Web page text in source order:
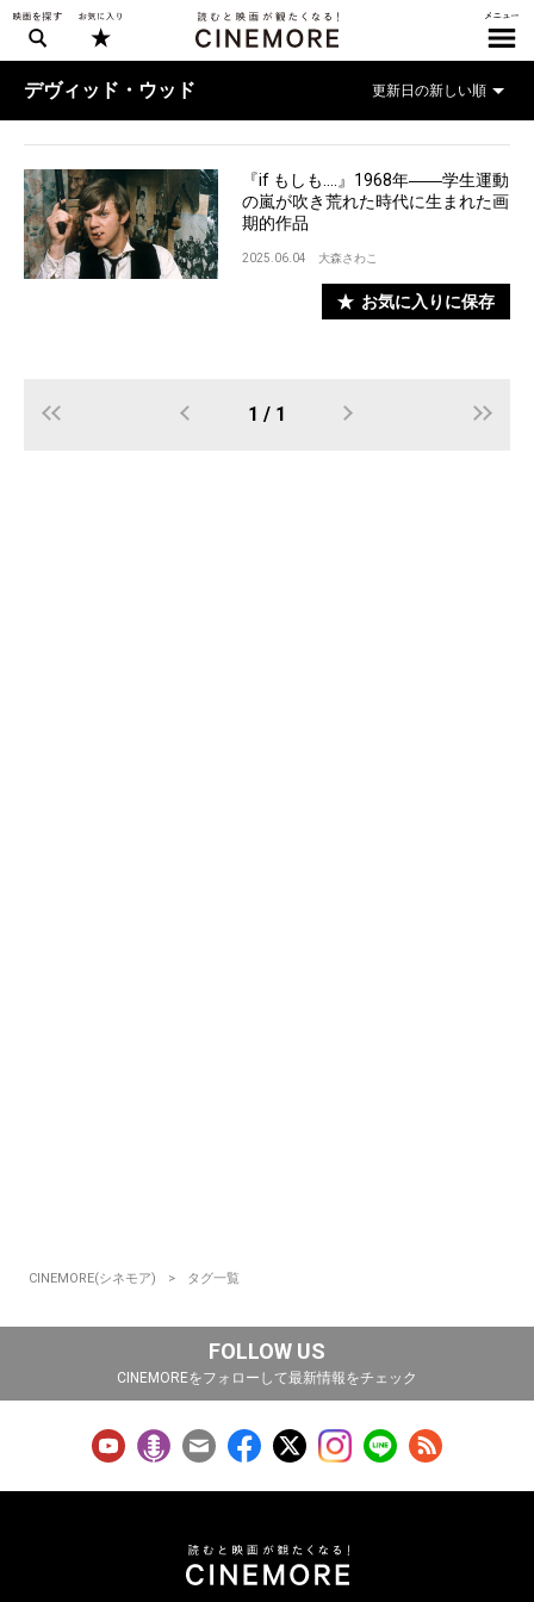
デヴィッド・ウッド
『if もしも....』1968年――学生運動
の嵐が吹き荒れた時代に生まれた画
期的作品
2025.06.04 大森さわこ
お気に入りに保存
1 / 1
CINEMORE(シネモア) タグ一覧
FOLLOW US
CINEMOREをフォローして最新情報をチェック